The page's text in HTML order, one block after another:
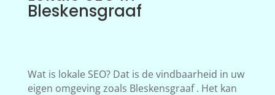
Bleskensgraaf
Wat is lokale SEO? Dat is de vindbaarheid in uw
eigen omgeving zoals Bleskensgraaf . Het kan